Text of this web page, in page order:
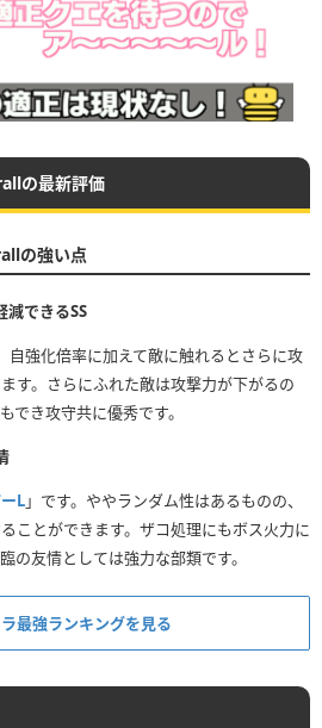
の最新評価
の強い点
減できるSS
自強化倍率に加えて敵に触れるとさらに攻
す。さらにふれた敵は攻撃力が下がるの
でき攻守共に優秀です。
L」です。ややランダム性はあるものの、
ことができます。ザコ処理にもボス火力に
の友情としては強力な部類です。
最強ランキングを見る